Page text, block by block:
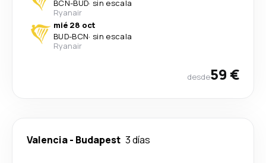
BCN-BUD· sin escala
Ryanair
mié 28 oct
BUD-BCN· sin escala
Ryanair
desde59 €
Valencia- Budapest 3 días